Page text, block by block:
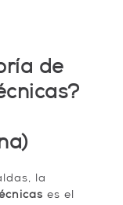
de
la
es el